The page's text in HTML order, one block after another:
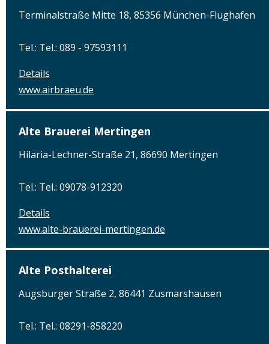
Terminalstraße Mitte 18, 85356 München-Flughafen
Tel.: Tel.: 089 - 97593111
Details
www.airbraeu.de
Alte Brauerei Mertingen
Hilaria-Lechner-Straße 21, 86690 Mertingen
Tel.: Tel.: 09078-912320
Details
www.alte-brauerei-mertingen.de
Alte Posthalterei
Augsburger Straße 2, 86441 Zusmarshausen
Tel.: Tel.: 08291-858220